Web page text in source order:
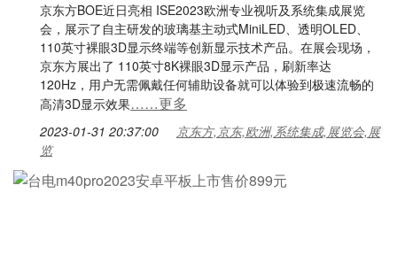
京东方BOE近日亮相 ISE2023欧洲专业视听及系统集成展览
会，展示了自主研发的玻璃基主动式MiniLED、透明OLED、
110英寸裸眼3D显示终端等创新显示技术产品。在展会现场，
京东方展出了 110英寸8K裸眼3D显示产品，刷新率达
120Hz，用户无需佩戴任何辅助设备就可以体验到极速流畅的
高清3D显示效果……更多
2023-01-31 20:37:00
京东方,京东,欧洲,系统集成,展览会,展
览